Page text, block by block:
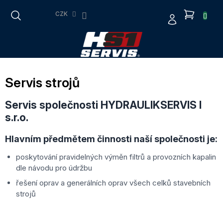
CZK
Servis strojů
Servis společnosti HYDRAULIKSERVIS I
s.r.o.
Hlavním předmětem činnosti naší společnosti je:
poskytování pravidelných výměn filtrů a provozních kapalin
dle návodu pro údržbu
řešení oprav a generálních oprav všech celků stavebních
strojů